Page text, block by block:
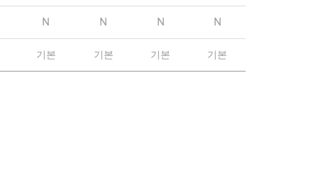
N N N N
기본 기본 기본 기본